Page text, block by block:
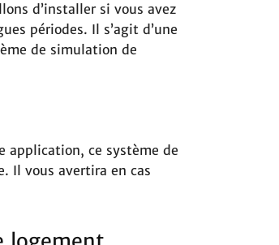
d’installer si vous avez
périodes. Il s’agit d’une
de simulation de
application, ce système de
Il vous avertira en cas